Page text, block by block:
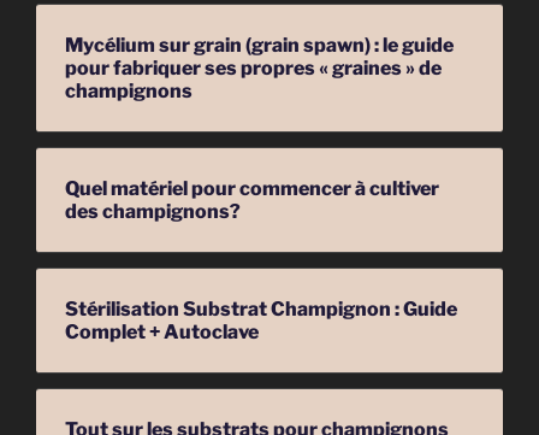
Mycélium sur grain (grain spawn) : le guide
pour fabriquer ses propres « graines » de
champignons
Quel matériel pour commencer à cultiver
des champignons?
Stérilisation Substrat Champignon : Guide
Complet + Autoclave
Tout sur les substrats pour champignons